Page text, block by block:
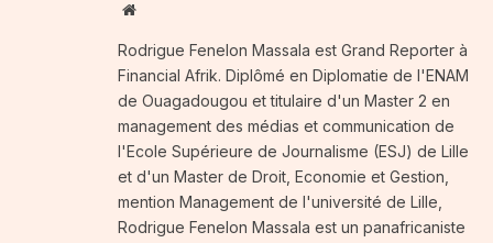
Website
Rodrigue Fenelon Massala est Grand Reporter à
Financial Afrik. Diplômé en Diplomatie de l'ENAM
de Ouagadougou et titulaire d'un Master 2 en
management des médias et communication de
l'Ecole Supérieure de Journalisme (ESJ) de Lille
et d'un Master de Droit, Economie et Gestion,
mention Management de l'université de Lille,
Rodrigue Fenelon Massala est un panafricaniste